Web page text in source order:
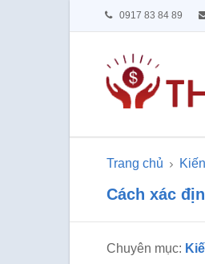
0917 83 84 89
Trang chủ
Cách xác
Chuyên mục: